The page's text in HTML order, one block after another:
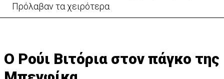
Πρόλαβαν τα χειρότερα
Ο Ρούι Βιτόρια στον πάγκο της